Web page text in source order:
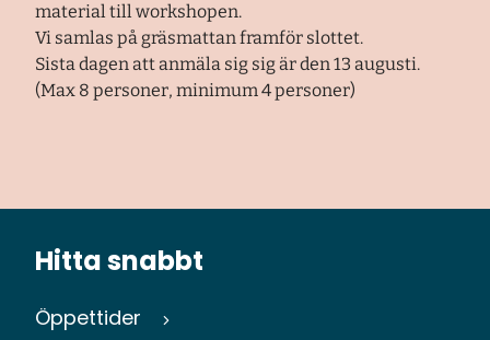
material till workshopen.
Vi samlas på gräsmattan framför slottet.
Sista dagen att anmäla sig sig är den 13 augusti.
(Max 8 personer, minimum 4 personer)
Hitta snabbt
Öppettider